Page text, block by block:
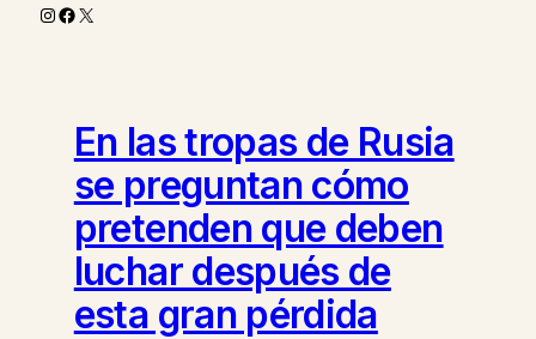
Instagram
Facebook
X
En las tropas de Rusia
se preguntan cómo
pretenden que deben
luchar después de
esta gran pérdida